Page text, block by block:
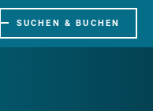
SUCHEN & BUCHEN